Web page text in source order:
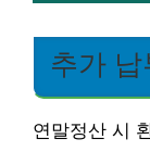
추가
연말정산 시